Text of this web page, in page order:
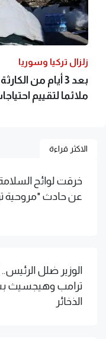
زلزال تركيا وسوريا
بعد 3 أيام من
ملائما لتقييم
الاكثر قراءة
خرقت لوائح
عن حادث "مروحية
الوزير ضلل
ترامب وهيجسيث
الذخائر